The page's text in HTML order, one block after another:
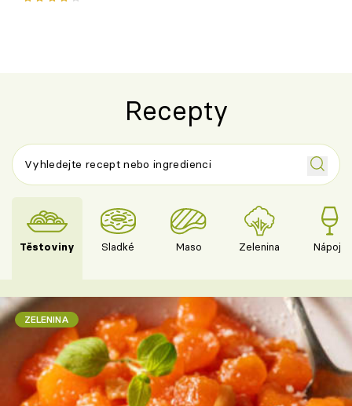
Recepty
Těstoviny Sladké Maso Zelenina Nápoje
ZELENINA